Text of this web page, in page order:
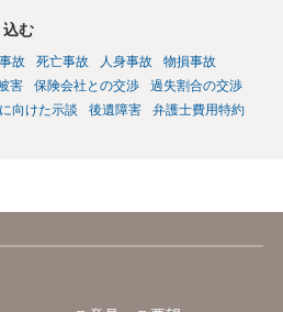
む
故 死亡事故 人身事故
物損事故
害 保険会社との交渉
過失割合の交渉
向けた示談 後遺障害
弁護士費用特約